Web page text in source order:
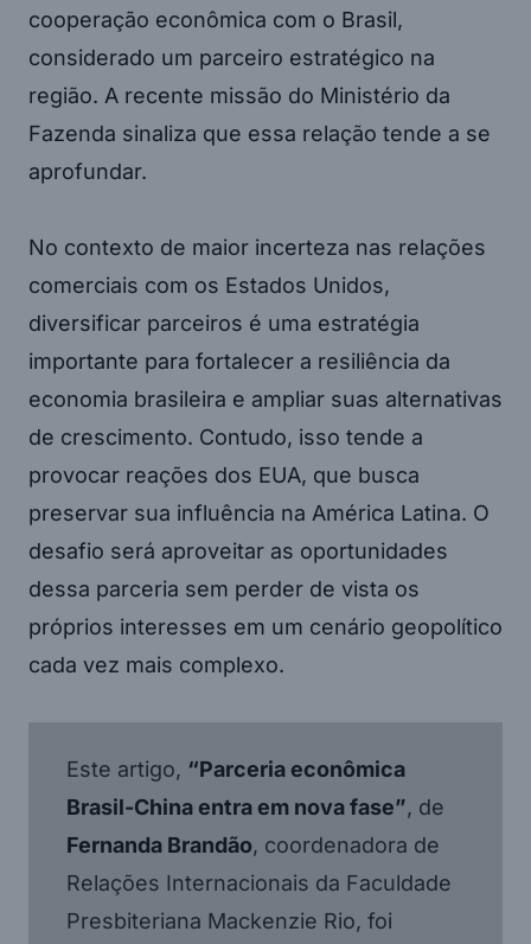
cooperação econômica com o Brasil,
considerado um parceiro estratégico na
região. A recente missão do Ministério da
Fazenda sinaliza que essa relação tende a se
aprofundar.
No contexto de maior incerteza nas relações
comerciais com os Estados Unidos,
diversificar parceiros é uma estratégia
importante para fortalecer a resiliência da
economia brasileira e ampliar suas alternativas
de crescimento. Contudo, isso tende a
provocar reações dos EUA, que busca
preservar sua influência na América Latina. O
desafio será aproveitar as oportunidades
dessa parceria sem perder de vista os
próprios interesses em um cenário geopolítico
cada vez mais complexo.
Este artigo, “Parceria econômica
Brasil-China entra em nova fase”, de
Fernanda Brandão, coordenadora de
Relações Internacionais da Faculdade
Presbiteriana Mackenzie Rio, foi